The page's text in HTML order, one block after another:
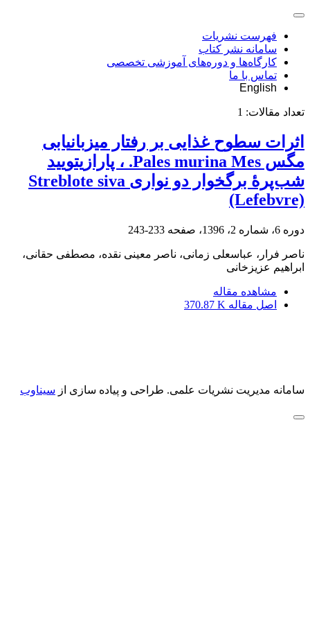
فهرست نشریات
سامانه نشر کتاب
کارگاه‌ها و دوره‌های آموزشی تخصصی
تماس با ما
English
تعداد مقالات: 1
اثرات سطوح غذایی بر رفتار میزبان‎یابی
مگس Pales murina Mes. ، پارازیتویید
شب‌پرۀ‌ برگ‎خوار دو نواری Streblote siva
(Lefebvre)
دوره 6، شماره 2، 1396، صفحه 233-243
ناصر فرار، عباسعلی زمانی، ناصر معینی نقده، مصطفی حقانی،
ابراهیم عزیزخانی
مشاهده مقاله
اصل مقاله 370.87 K
سامانه مدیریت نشریات علمی. طراحی و پیاده سازی از سیناوب